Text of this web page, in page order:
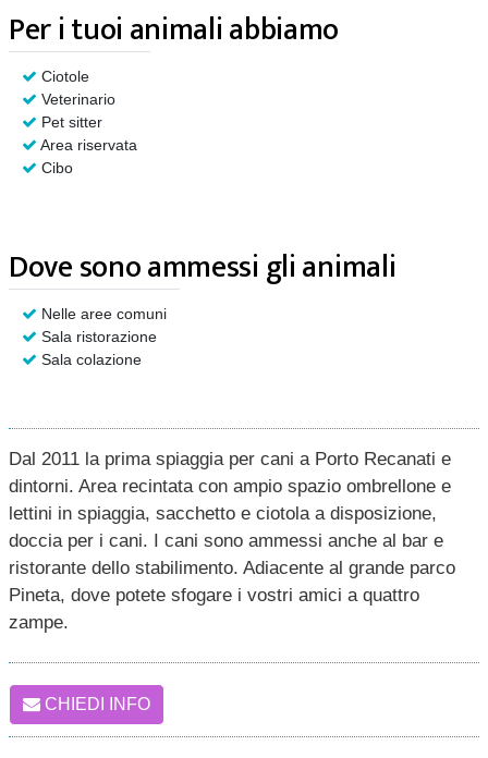
Per i tuoi animali abbiamo
Ciotole
Veterinario
Pet sitter
Area riservata
Cibo
Dove sono ammessi gli animali
Nelle aree comuni
Sala ristorazione
Sala colazione
Dal 2011 la prima spiaggia per cani a Porto Recanati e
dintorni. Area recintata con ampio spazio ombrellone e
lettini in spiaggia, sacchetto e ciotola a disposizione,
doccia per i cani. I cani sono ammessi anche al bar e
ristorante dello stabilimento. Adiacente al grande parco
Pineta, dove potete sfogare i vostri amici a quattro
zampe.
CHIEDI INFO